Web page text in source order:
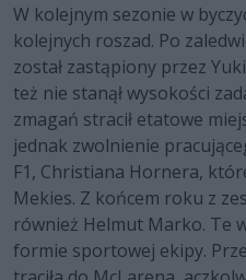
W kolejnym sezonie w
kolejnych roszad. Po
został zastąpiony przez
też nie stanął wysokości
zmagań stracił etatowe
jednak zwolnienie
F1, Christiana Hornera,
Mekies. Z końcem roku z
również Helmut Marko. Te
formie sportowej ekipy.